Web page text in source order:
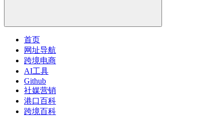
首页
网址导航
跨境电商
AI工具
Github
社媒营销
港口百科
跨境百科